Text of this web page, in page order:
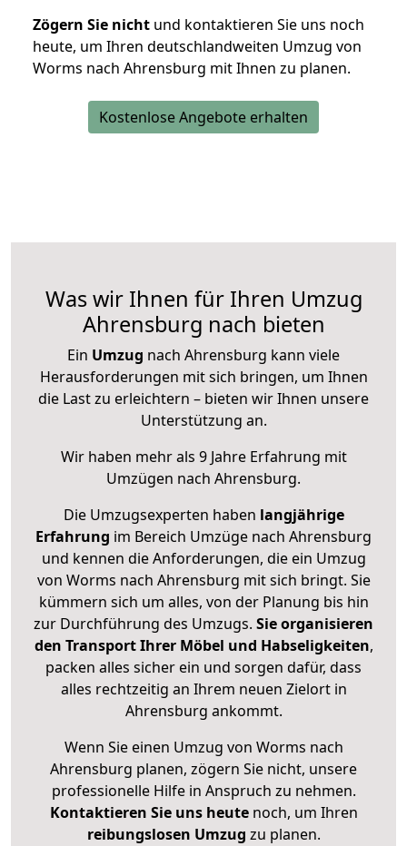
Zögern Sie nicht und kontaktieren Sie uns noch
heute, um Ihren deutschlandweiten Umzug von
Worms nach Ahrensburg mit Ihnen zu planen.
Kostenlose Angebote erhalten
Was wir Ihnen für Ihren Umzug
Ahrensburg nach bieten
Ein Umzug nach Ahrensburg kann viele
Herausforderungen mit sich bringen, um Ihnen
die Last zu erleichtern – bieten wir Ihnen unsere
Unterstützung an.
Wir haben mehr als 9 Jahre Erfahrung mit
Umzügen nach Ahrensburg.
Die Umzugsexperten haben langjährige
Erfahrung im Bereich Umzüge nach Ahrensburg
und kennen die Anforderungen, die ein Umzug
von Worms nach Ahrensburg mit sich bringt. Sie
kümmern sich um alles, von der Planung bis hin
zur Durchführung des Umzugs. Sie organisieren
den Transport Ihrer Möbel und Habseligkeiten,
packen alles sicher ein und sorgen dafür, dass
alles rechtzeitig an Ihrem neuen Zielort in
Ahrensburg ankommt.
Wenn Sie einen Umzug von Worms nach
Ahrensburg planen, zögern Sie nicht, unsere
professionelle Hilfe in Anspruch zu nehmen.
Kontaktieren Sie uns heutenoch, um Ihren
reibungslosen Umzug zu planen.